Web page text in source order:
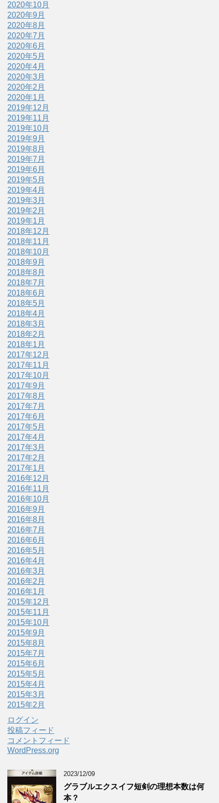
2020年10月
2020年9月
2020年8月
2020年7月
2020年6月
2020年5月
2020年4月
2020年3月
2020年2月
2020年1月
2019年12月
2019年11月
2019年10月
2019年9月
2019年8月
2019年7月
2019年6月
2019年5月
2019年4月
2019年3月
2019年2月
2019年1月
2018年12月
2018年11月
2018年10月
2018年9月
2018年8月
2018年7月
2018年6月
2018年5月
2018年4月
2018年3月
2018年2月
2018年1月
2017年12月
2017年11月
2017年10月
2017年9月
2017年8月
2017年7月
2017年6月
2017年5月
2017年4月
2017年3月
2017年2月
2017年1月
2016年12月
2016年11月
2016年10月
2016年9月
2016年8月
2016年7月
2016年6月
2016年5月
2016年4月
2016年3月
2016年2月
2016年1月
2015年12月
2015年11月
2015年10月
2015年9月
2015年8月
2015年7月
2015年6月
2015年5月
2015年4月
2015年3月
2015年2月
ログイン
投稿フィード
コメントフィード
WordPress.org
2023/12/09
グラブルエクスイフ短剣の理想本数は何
本？